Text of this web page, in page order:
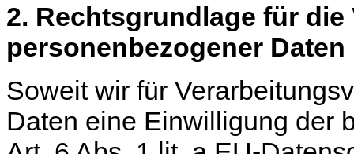
2. Rechtsgrundlage für die
personenbezogener Daten
Soweit wir für
Daten eine Einwilligung der